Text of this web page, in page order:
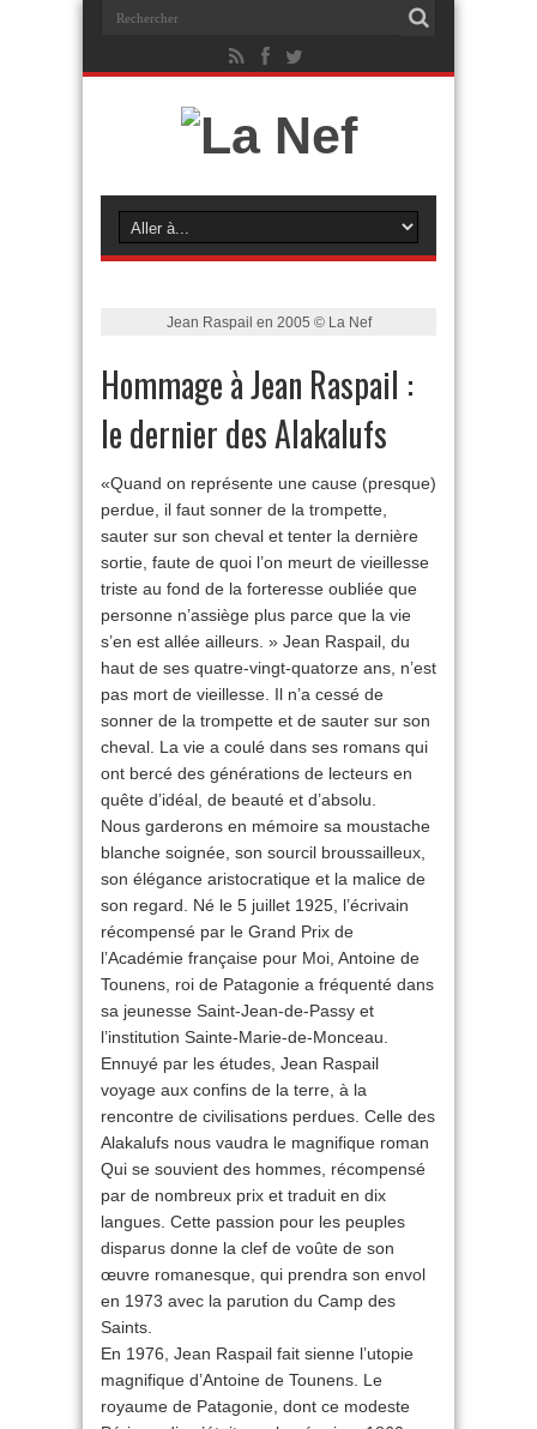
Jean Raspail en 2005 © La Nef
Hommage à Jean Raspail :
le dernier des Alakalufs
«Quand on représente une cause (presque)
perdue, il faut sonner de la trompette,
sauter sur son cheval et tenter la dernière
sortie, faute de quoi l’on meurt de vieillesse
triste au fond de la forteresse oubliée que
personne n’assiège plus parce que la vie
s’en est allée ailleurs. » Jean Raspail, du
haut de ses quatre-vingt-quatorze ans, n’est
pas mort de vieillesse. Il n’a cessé de
sonner de la trompette et de sauter sur son
cheval. La vie a coulé dans ses romans qui
ont bercé des générations de lecteurs en
quête d’idéal, de beauté et d’absolu.
Nous garderons en mémoire sa moustache
blanche soignée, son sourcil broussailleux,
son élégance aristocratique et la malice de
son regard. Né le 5 juillet 1925, l’écrivain
récompensé par le Grand Prix de
l’Académie française pour Moi, Antoine de
Tounens, roi de Patagonie a fréquenté dans
sa jeunesse Saint-Jean-de-Passy et
l’institution Sainte-Marie-de-Monceau.
Ennuyé par les études, Jean Raspail
voyage aux confins de la terre, à la
rencontre de civilisations perdues. Celle des
Alakalufs nous vaudra le magnifique roman
Qui se souvient des hommes, récompensé
par de nombreux prix et traduit en dix
langues. Cette passion pour les peuples
disparus donne la clef de voûte de son
œuvre romanesque, qui prendra son envol
en 1973 avec la parution du Camp des
Saints.
En 1976, Jean Raspail fait sienne l’utopie
magnifique d’Antoine de Tounens. Le
royaume de Patagonie, dont ce modeste